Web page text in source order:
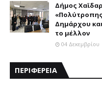
Δήμος
Δημάρχου
το μέλλον
04 Δεκεμβρίου
ΠΕΡΙΦΕΡΕΙΑ